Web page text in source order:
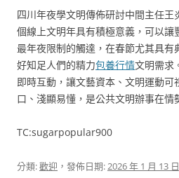
四川年夜學文明傳佈研討中間主任王
個線上文明年具有積極意義，可以讓
最年夜限制的觸達，在春節尤其具有
好知足人們的精力包養行情文明需求
即時互動，讓文藝資本、文明運動可
口、淺顯易懂，是公共文明辦事在情
TC:sugarpopular900
分類:歡迎 ，發佈日期:2026 年 1 月 13 日